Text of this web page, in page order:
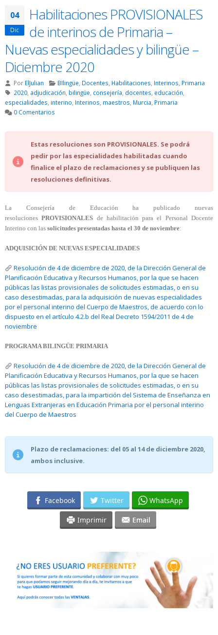
04
Dic
Habilitaciones PROVISIONALES
de interinos de Primaria –
Nuevas especialidades y bilingüe –
Diciembre 2020
Por ElJulian BIlingüe Docentes Habilitaciones Interinos Primaria
2020, adjudicación bilingüe consejería docentes educación
especialidades, interino, Interinos, maestros, Murcia, Primaria
0 Comentarios
Estas resoluciones son PROVISIONALES. Se podrá
pedir por las especialidades habilitadas cuando
finalice el plazo de reclamaciones y se publiquen las
resoluciones definitivas.
La Consejería de Educación ha publicado nuevas
resolucionesPROVISIONALES de habilitación para el Personal Docente
Interino con las solicitudes presentadas hasta el 30 de noviembre:
ADQUISICIÓN DE NUEVAS ESPECIALIDADES
Resolución de 4 de diciembre de 2020, de la Dirección General de
Planificación Educativa y Recursos Humanos, por la que se hacen
públicas las listas provisionales de solicitudes estimadas, o en su
caso desestimadas, para la adquisición de nuevas especialidades
por el personal interino del Cuerpo de Maestros, de acuerdo con lo
dispuesto en el artículo 4.2.b del Real Decreto 1594/2011 de 4 de
noviembre
PROGRAMA BILINGÜE PRIMARIA
Resolución de 4 de diciembre de 2020, de la Dirección General de
Planificación Educativa y Recursos Humanos, por la que se hacen
públicas las listas provisionales de solicitudes estimadas, o en su
caso desestimadas, para la impartición del Sistema de Enseñanza en
Lenguas Extranjeras en Educación Primaria por el personal interino
del Cuerpo de Maestros
Plazo de reclamaciones: del 05 al 14 de diciembre 2020,
ambos inclusive.
Facebook Twitter WhatsApp
Imprimir Email